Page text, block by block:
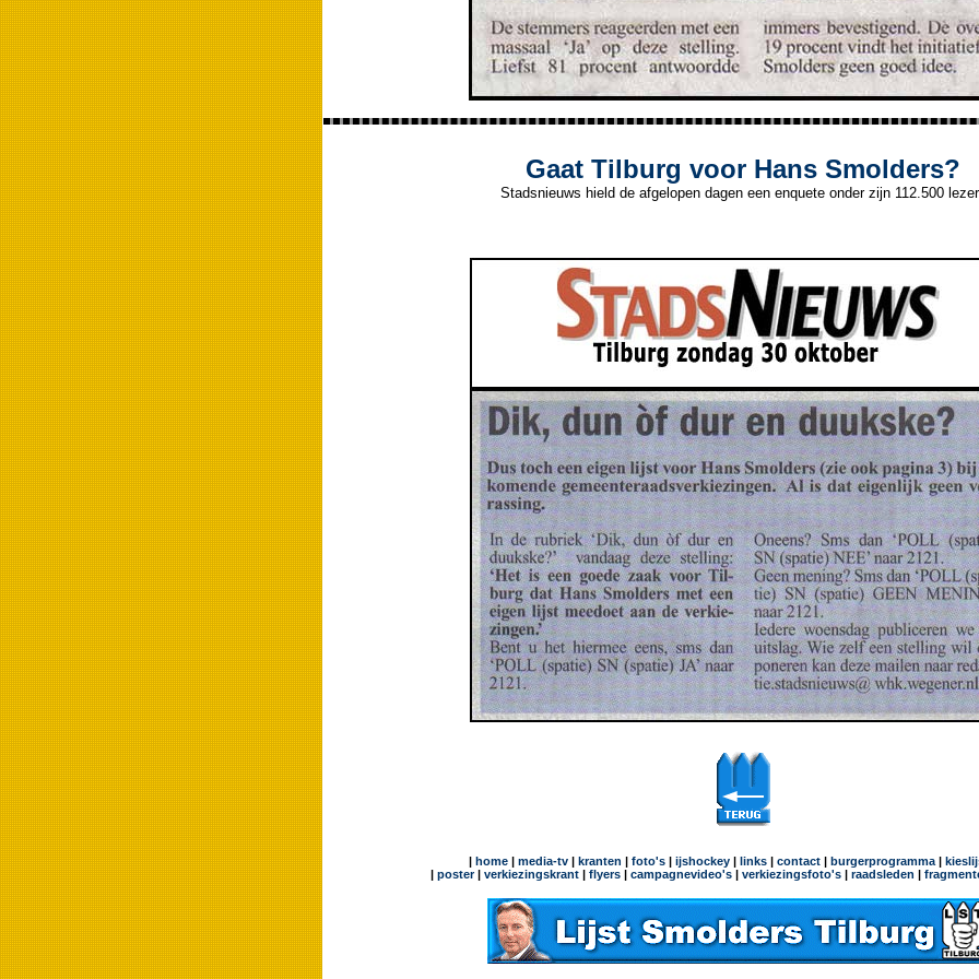
Gaat Tilburg voor Hans Smolders?
Stadsnieuws hield de afgelopen dagen een enquete onder zijn 112.500
| home| media-tv| kranten | foto's| ijshockey| links| contact|burgerprogramma|
| poster| verkiezingskrant | flyers | campagnevideo's | verkiezingsfoto's | raadsleden |